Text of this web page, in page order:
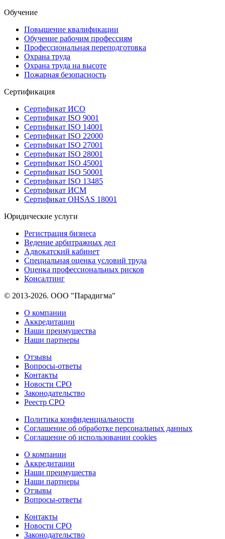
Обучение
Повышение квалификации
Обучение рабочим профессиям
Профессиональная переподготовка
Охрана труда
Охрана труда на высоте
Пожарная безопасность
Сертификация
Сертификат ИСО
Сертификат ISO 9001
Сертификат ISO 14001
Сертификат ISO 22000
Сертификат ISO 27001
Сертификат ISO 28001
Сертификат ISO 45001
Сертификат ISO 50001
Сертификат ISO 13485
Сертификат ИСМ
Сертификат OHSAS 18001
Юридические услуги
Регистрация бизнеса
Ведение арбитражных дел
Адвокатский кабинет
Специальная оценка условий труда
Оценка профессиональных рисков
Консалтинг
© 2013-2026. ООО "Парадигма"
О компании
Аккредитации
Наши преимущества
Наши партнеры
Отзывы
Вопросы-ответы
Контакты
Новости СРО
Законодательство
Реестр СРО
Политика конфиденциальности
Соглашение об обработке персональных данных
Соглашение об использовании cookies
О компании
Аккредитации
Наши преимущества
Наши партнеры
Отзывы
Вопросы-ответы
Контакты
Новости СРО
Законодательство